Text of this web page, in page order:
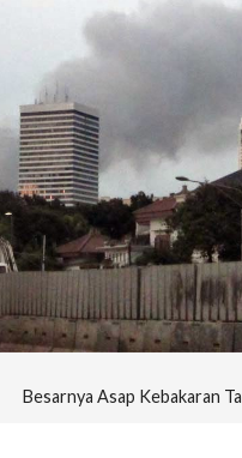
Besarnya Asap Kebakaran